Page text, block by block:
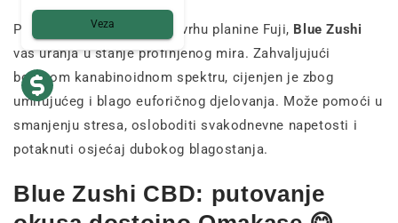
Poput ceremonije čaja na vrhu planine Fuji, Blue Zushi
vas uranja u stanje profinjenog mira. Zahvaljujući
bogatom kanabinoidnom spektru, cijenjen je zbog
umirujućeg i blago euforičnog djelovanja. Može pomoći u
smanjenju stresa, osloboditi svakodnevne napetosti i
potaknuti osjećaj dubokog blagostanja.
Blue Zushi CBD: putovanje
Veza